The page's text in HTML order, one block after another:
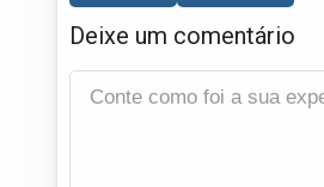
Deixe um comentário